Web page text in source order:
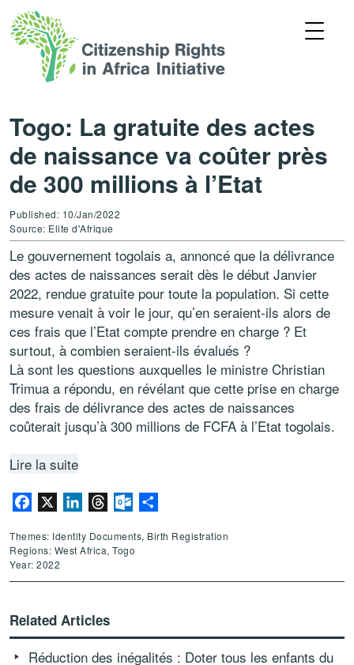
Togo: La gratuite des actes
de naissance va coûter près
de 300 millions à l’Etat
Published: 10/Jan/2022
Source: Elite d'Afrique
Le gouvernement togolais a, annoncé que la délivrance
des actes de naissances serait dès le début Janvier
2022, rendue gratuite pour toute la population. Si cette
mesure venait à voir le jour, qu’en seraient-ils alors de
ces frais que l’Etat compte prendre en charge ? Et
surtout, à combien seraient-ils évalués ?
Là sont les questions auxquelles le ministre Christian
Trimua a répondu, en révélant que cette prise en charge
des frais de délivrance des actes de naissances
coûterait jusqu’à 300 millions de FCFA à l’Etat togolais.
Lire la suite
Facebook LinkedInThreadsOutlook.com
Themes: Identity Documents, Birth Registration
Regions: West Africa, Togo
Year: 2022
Related Articles
Réduction des inégalités : Doter tous les enfants du